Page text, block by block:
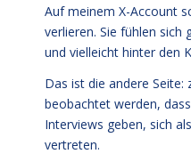
Auf meinem X-Account
verlieren. Sie fühlen sich
und vielleicht hinter den
Das ist die andere
beobachtet werden,
Interviews geben, sich
vertreten.